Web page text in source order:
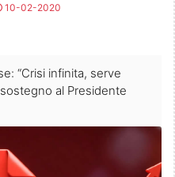
10-02-2020
“Crisi infinita, serve
al Presidente